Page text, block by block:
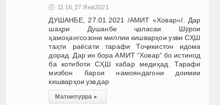
🕔 11:16, 27.Янв 2021
ДУШАНБЕ, 27.01.2021 /АМИТ «Ховар»/. Дар
шаҳри Душанбе ҷаласаи Шӯрои
ҳамоҳангсозони миллии кишварҳои узви СҲШ
таҳти раёсати тарафи Тоҷикистон идома
дорад. Дар ин бора АМИТ “Ховар” бо истинод
ба котиботи СҲШ хабар медиҳад. Тарафи
мизбон барои намояндагони доимии
кишварҳои узв дар
Матни пурра ▸